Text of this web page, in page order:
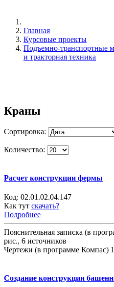
Главная
Курсовые проекты
Подъемно-транспортные
и тракторная техника
Краны
Сортировка:
Количество:
Расчет конструкции фермы
Код: 02.01.02.04.147
Как тут скачать?
Подробнее
Пояснительная записка (в
рис., 6 источников
Чертежи (в программе Компас)
Создание конструкции